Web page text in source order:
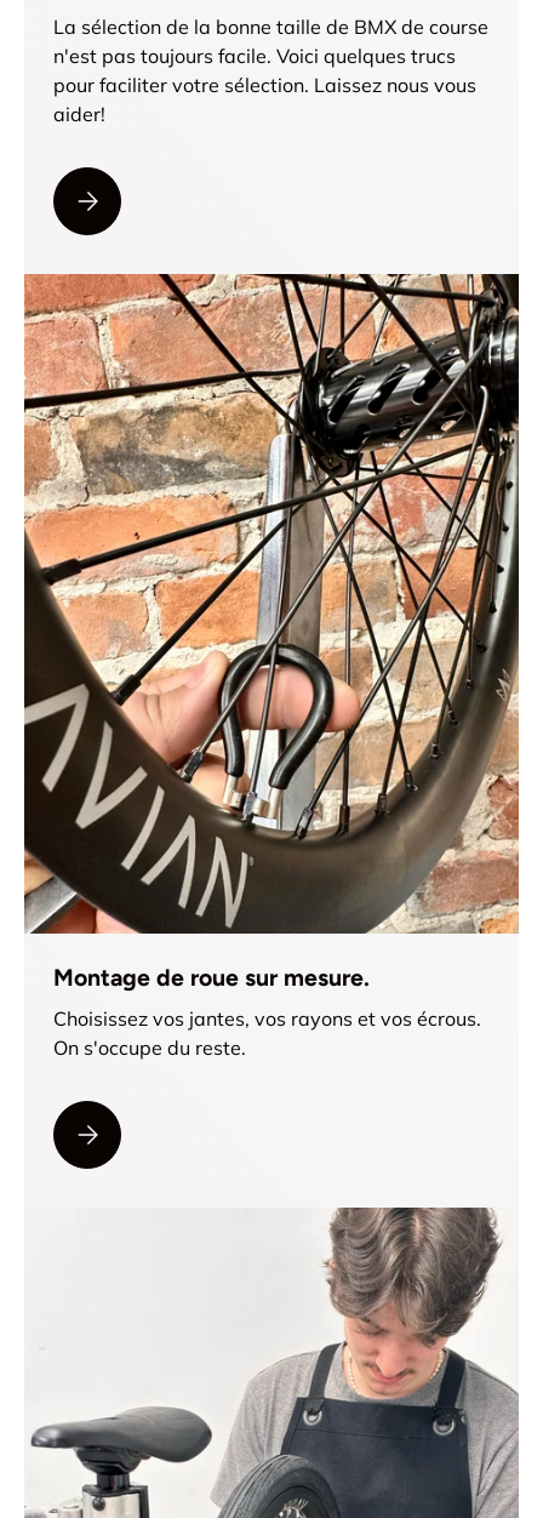
La sélection de la bonne taille de BMX de course
n'est pas toujours facile. Voici quelques trucs
pour faciliter votre sélection. Laissez nous vous
aider!
VEUILLEZ SÉLECTIONNER QUELLE TAILLE CHOISIR?
Montage de roue sur mesure.
Choisissez vos jantes, vos rayons et vos écrous.
On s'occupe du reste.
VEUILLEZ SÉLECTIONNER MONTAGE DE ROUE SUR